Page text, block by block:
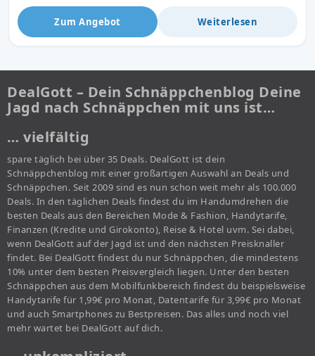
Zum Angebot Weiterlesen
DealGott – Dein Schnäppchenblog Deine
Jagd nach Schnäppchen mit uns ist…
… vielfältig
spare täglich bei über 35 Deals. DealGott ist dein
Schnäppchenblog mit einer großartigen Auswahl an Deals und
Schnäppchen. Seit 2009 sind es nun schon weit mehr als 100.000
Deals. In den täglichen Deals findest du im Handumdrehen die
besten Deals aus den Bereichen Mode & Fashion, Handytarife,
Finanzen (Kredite und Girokonto), Reise & Hotel uvm. Sei dabei,
wenn DealGott auf der Jagd ist und den nächsten Preisknaller
findet. Bei DealGott findest du nur Schnäppchen, die mindestens
10% unter dem besten Preisvergleich liegen. Unter den besten
Schnäppchen aus dem Mobilfunkbereich findest du beispielsweise
Handytarife für 1,99€ pro Monat, Datentarife für 3,99€ pro Monat
und auch Smartphones zu Bestpreisen. Das alles und noch viel
mehr wartet bei DealGott auf dich.